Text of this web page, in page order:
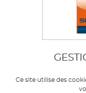
Ce site utilise des